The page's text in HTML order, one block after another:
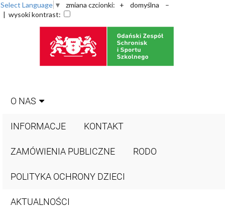
Select Language ▼ zmiana czcionki: + domyślna
–
| wysoki kontrast:
O NAS
INFORMACJE KONTAKT
ZAMÓWIENIA PUBLICZNE RODO
POLITYKA OCHRONY DZIECI
AKTUALNOŚCI